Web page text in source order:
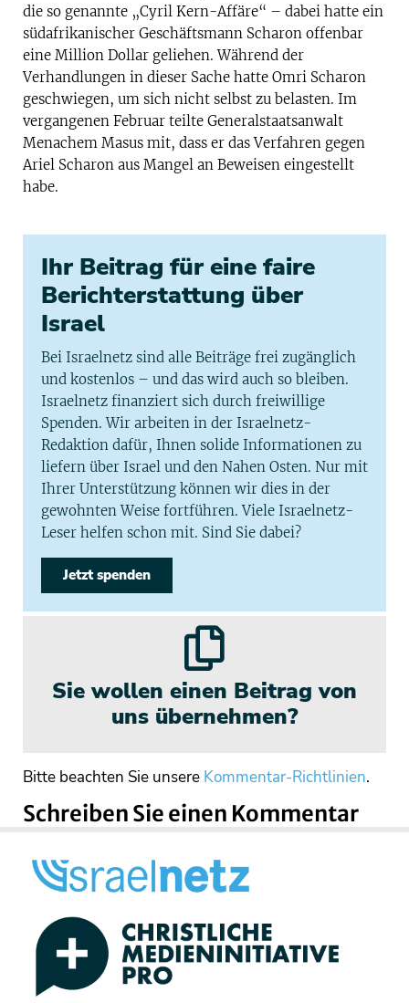
die so genannte „Cyril Kern-Affäre“ – dabei hatte ein
südafrikanischer Geschäftsmann Scharon offenbar
eine Million Dollar geliehen. Während der
Verhandlungen in dieser Sache hatte Omri Scharon
geschwiegen, um sich nicht selbst zu belasten. Im
vergangenen Februar teilte Generalstaatsanwalt
Menachem Masus mit, dass er das Verfahren gegen
Ariel Scharon aus Mangel an Beweisen eingestellt
habe.
Ihr Beitrag für eine faire
Berichterstattung über
Israel
Bei Israelnetz sind alle Beiträge frei zugänglich
und kostenlos – und das wird auch so bleiben.
Israelnetz finanziert sich durch freiwillige
Spenden. Wir arbeiten in der Israelnetz-
Redaktion dafür, Ihnen solide Informationen zu
liefern über Israel und den Nahen Osten. Nur mit
Ihrer Unterstützung können wir dies in der
gewohnten Weise fortführen. Viele Israelnetz-
Leser helfen schon mit. Sind Sie dabei?
Jetzt spenden
Sie wollen einen Beitrag von
uns übernehmen?
Bitte beachten Sie unsere Kommentar-Richtlinien.
Schreiben Sie einen Kommentar